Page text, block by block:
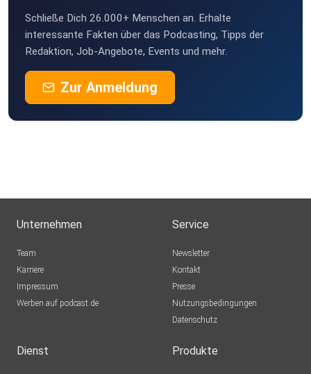
klamakev
ntdeckr
Schließe Dich 26.000+ Menschen an. Erhalte
interessante Fakten über das Podcasting, Tipps der
Redaktion, Job-Angebote, Events und mehr.
Zur Anmeldung
Unternehmen
Team
Karriere
Impressum
Werben auf podcast.de
Service
Newsletter
Kontakt
Presse
Nutzungsbedingungen
Datenschutz
Dienst Produkte